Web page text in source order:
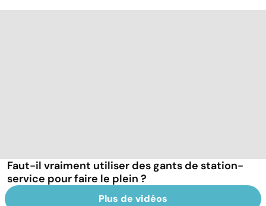
Faut-il vraiment utiliser des gants de station-
service pour faire le plein ?
Plus de vidéos